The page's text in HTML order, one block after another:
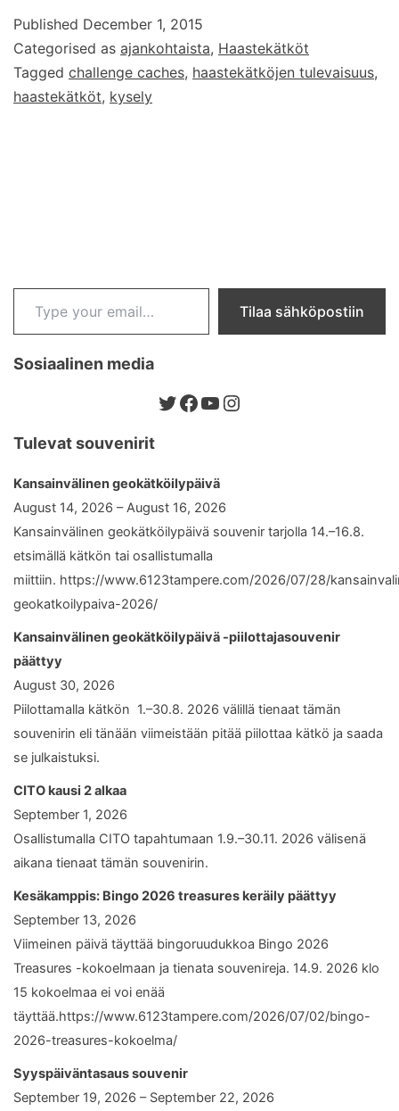
Published December 1, 2015
Categorised as ajankohtaista, Haastekätköt
Tagged challenge caches, haastekätköjen tulevaisuus,
haastekätköt, kysely
Type your email…
Tilaa sähköpostiin
Sosiaalinen media
Twitter
Facebook
YouTube
Instagram
Tulevat souvenirit
Kansainvälinen geokätköilypäivä
August 14, 2026 – August 16, 2026
Kansainvälinen geokätköilypäivä souvenir tarjolla 14.–16.8.
etsimällä kätkön tai osallistumalla
miittiin. https://www.6123tampere.com/2026/07/28/
geokatkoilypaiva-2026/
Kansainvälinen geokätköilypäivä -piilottajasouvenir
päättyy
August 30, 2026
Piilottamalla kätkön 1.–30.8. 2026 välillä tienaat tämän
souvenirin eli tänään viimeistään pitää piilottaa kätkö ja saada
se julkaistuksi.
CITO kausi 2 alkaa
September 1, 2026
Osallistumalla CITO tapahtumaan 1.9.–30.11. 2026 välisenä
aikana tienaat tämän souvenirin.
Kesäkamppis: Bingo 2026 treasures keräily päättyy
September 13, 2026
Viimeinen päivä täyttää bingoruudukkoa Bingo 2026
Treasures -kokoelmaan ja tienata souvenireja. 14.9. 2026 klo
15 kokoelmaa ei voi enää
täyttää.https://www.6123tampere.com/2026/07/02/bingo-
2026-treasures-kokoelma/
Syyspäiväntasaus souvenir
September 19, 2026 – September 22, 2026